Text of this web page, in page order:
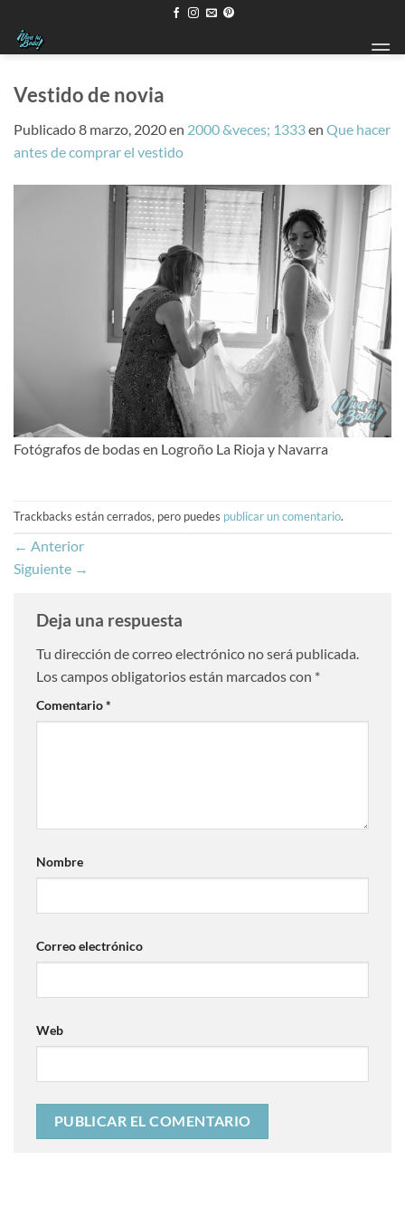
contenido
Vestido de novia
Publicado8 marzo, 2020en 2000 &veces; 1333en Que hacer
antes de comprar el vestido
Fotógrafos de bodas en Logroño La Rioja y Navarra
Trackbacks están cerrados, pero puedes publicar un comentario.
← Anterior
Siguiente →
Deja una respuesta
Tu dirección de correo electrónico no será publicada.
Los campos obligatorios están marcados con *
Comentario*
Nombre
Correo electrónico
Web